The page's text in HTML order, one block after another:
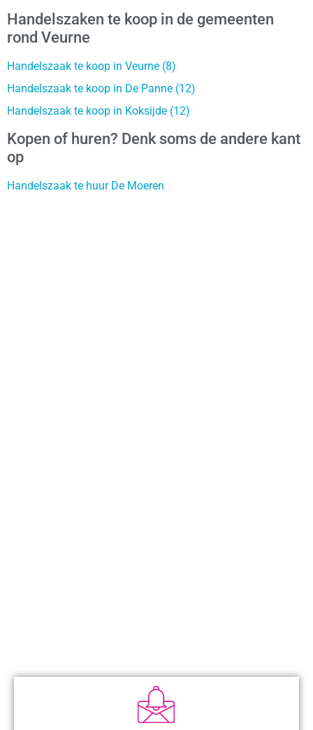
Handelszaken te koop in de gemeenten
rond Veurne
Handelszaak te koop in Veurne (8)
Handelszaak te koop in De Panne (12)
Handelszaak te koop in Koksijde (12)
Kopen of huren? Denk soms de andere kant
op
Handelszaak te huur De Moeren